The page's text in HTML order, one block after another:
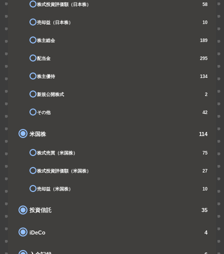
株式投資評価額（日本株） 58
売却益（日本株） 10
株主総会 189
配当金 295
株主優待 134
新規公開株式 2
その他 42
米国株 114
株式売買（米国株） 75
株式投資評価額（米国株） 27
売却益（米国株） 10
投資信託 35
iDeCo 4